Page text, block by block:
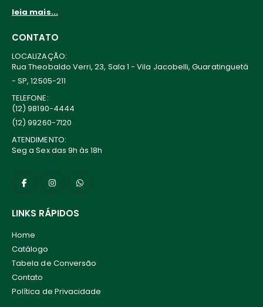
leia mais...
CONTATO
LOCALIZAÇÃO:
Rua Theobaldo Verri, 23, Sala 1 - Vila Jacobelli, Guaratinguetá
- SP, 12505-211
TELEFONE:
(12) 98190-4444
(12) 99260-7120
ATENDIMENTO:
Seg a Sex das 9h às 18h
LINKS RÁPIDOS
Home
Catálogo
Tabela de Conversão
Contato
Política de Privacidade